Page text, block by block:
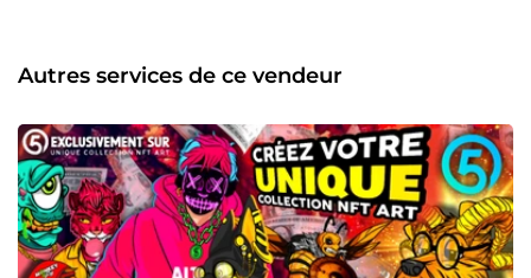
de campagnes pour maximiser votre ROI. Montage et
retouche de photos et vidéos : des visuels professionnels
supérieur. Une capacité à adapter votre message, qu’il soit
fun et léger ou sérieux et informatif. Je maîtrise toutes les
facettes nécessaires pour créer une communauté
engagée, fidèle, et passionnée par votre marque.
Ensemble, nous allons construire une présence qui génère
de vrais résultats. Vous voulez une communauté qui adore
votre marque autant que vous ? Contactez-moi dès
Autres services de ce vendeur